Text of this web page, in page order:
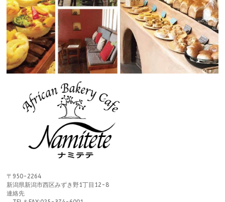
〒950-2264
新潟県新潟市西区みずき野1丁目12-8
連絡先